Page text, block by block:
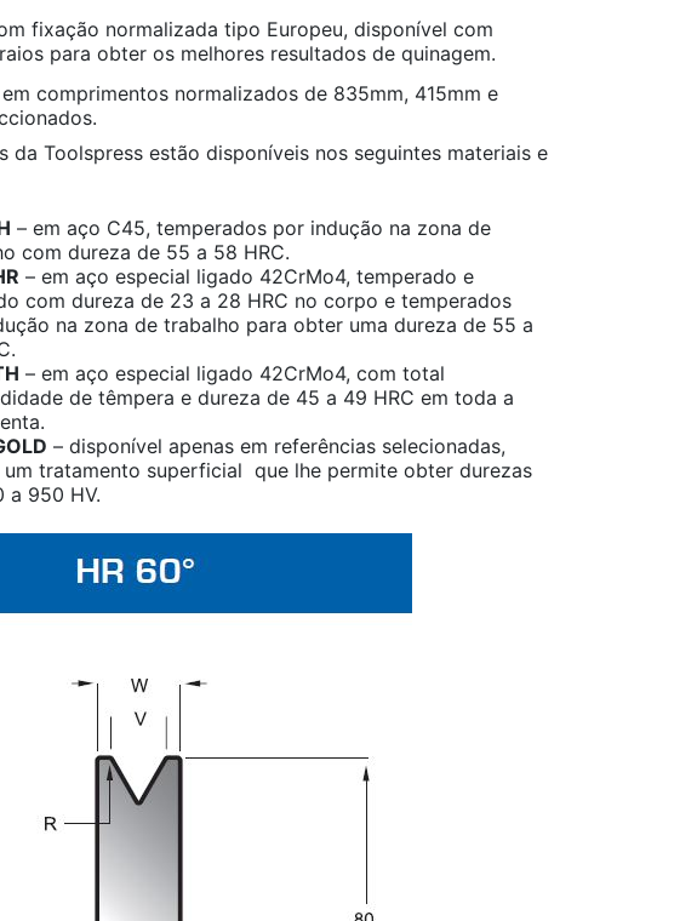
fixação normalizada tipo Europeu, disponível com
para obter os melhores resultados de quinagem.
comprimentos normalizados de 835mm, 415mm e
da Toolspress estão disponíveis nos seguintes materiais e
– em aço C45, temperados por indução na zona de
com dureza de 55 a 58 HRC.
– em aço especial ligado 42CrMo4, temperado e
com dureza de 23 a 28 HRC no corpo e temperados
na zona de trabalho para obter uma dureza de 55 a
– em aço especial ligado 42CrMo4, com total
de têmpera e dureza de 45 a 49 HRC em toda a
– disponível apenas em referências selecionadas,
um tratamento superficial que lhe permite obter durezas
a 950 HV.